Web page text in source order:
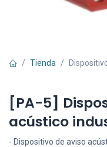
Tienda
[PA-5]
acústico
- Dispositivo de aviso